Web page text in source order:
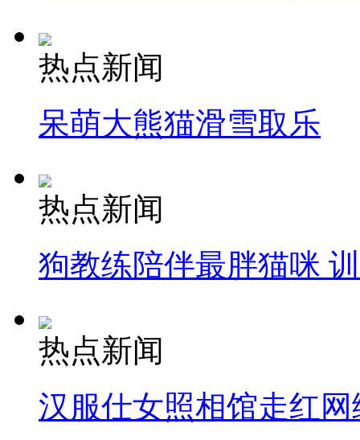
走！跟着总书记去植树
纽约上演“枕头大战”
司机酒驾遇交警 急速倒车逃窜
热点新闻
呆萌大熊猫滑雪取乐
热点新闻
狗教练陪伴最胖猫咪
热点新闻
汉服仕女照相馆走红网